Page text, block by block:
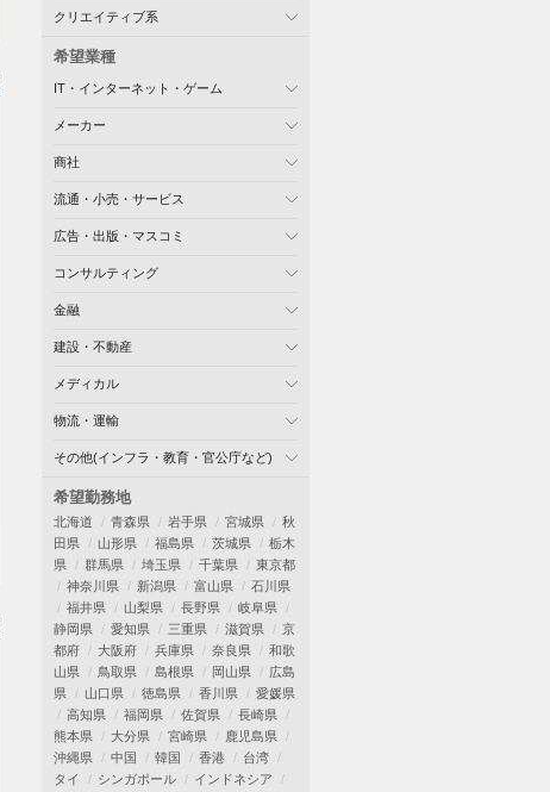
クリエイティブ系
希望業種
IT・インターネット・ゲーム
メーカー
商社
流通・小売・サービス
広告・出版・マスコミ
コンサルティング
金融
建設・不動産
メディカル
物流・運輸
その他(インフラ・教育・官公庁など)
希望勤務地
北海道 青森県 岩手県 宮城県
秋
田県
山形県 福島県 茨城県
栃木
県
群馬県 埼玉県 千葉県
東京都
神奈川県
新潟県 富山県
石川県
福井県
山梨県 長野県
岐阜県
静岡県
愛知県 三重県 滋賀県
京
都府
大阪府 兵庫県 奈良県
和歌
山県
鳥取県 島根県 岡山県
広島
県
山口県 徳島県 香川県
愛媛県
高知県
福岡県 佐賀県
長崎県
熊本県
大分県 宮崎県
鹿児島県
沖縄県
中国 韓国 香港
台湾
タイ
シンガポール
インドネシア